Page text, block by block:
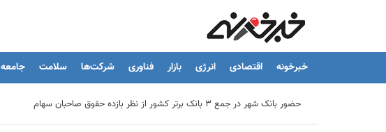
خبرخونه اقتصادی انرژی بازار فناوری شرکت‌ها سلامت جامعه
حضور بانک شهر در جمع ۳ بانک برتر کشور از نظر بازده حقوق صاحبان سهام